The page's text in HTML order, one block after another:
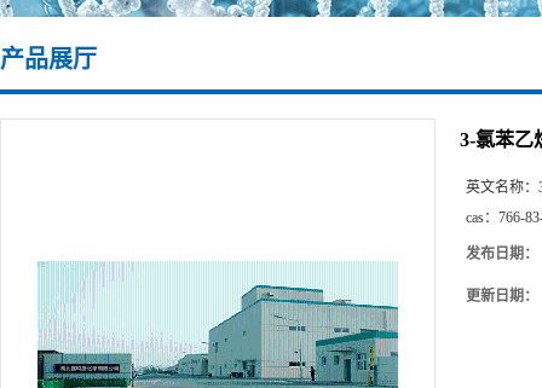
产品展厅
3-氯苯乙
英文名称：
cas： 766-
发布日期：
更新日期：